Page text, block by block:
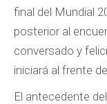
final del Mundial
posterior al
conversado y
iniciará al frente
El antecedente